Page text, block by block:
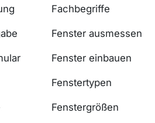
Fachbegriffe
Fenster ausmessen
Fenster einbauen
Fenstertypen
Fenstergrößen